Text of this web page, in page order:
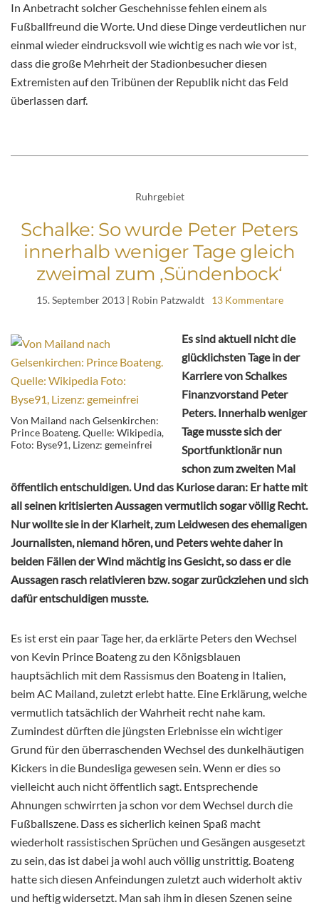
In Anbetracht solcher Geschehnisse fehlen einem als
Fußballfreund die Worte. Und diese Dinge verdeutlichen nur
einmal wieder eindrucksvoll wie wichtig es nach wie vor ist,
dass die große Mehrheit der Stadionbesucher diesen
Extremisten auf den Tribünen der Republik nicht das Feld
überlassen darf.
Ruhrgebiet
Schalke: So wurde Peter Peters
innerhalb weniger Tage gleich
zweimal zum ‚Sündenbock‘
15. September 2013| Robin Patzwaldt 13 Kommentare
Von Mailand nach Gelsenkirchen:
Prince Boateng. Quelle: Wikipedia,
Foto: Byse91, Lizenz: gemeinfrei
Es sind aktuell nicht die
glücklichsten Tage in der
Karriere von Schalkes
Finanzvorstand Peter
Peters. Innerhalb weniger
Tage musste sich der
Sportfunktionär nun
schon zum zweiten Mal
öffentlich entschuldigen. Und das Kuriose daran: Er hatte mit
all seinen kritisierten Aussagen vermutlich sogar völlig Recht.
Nur wollte sie in der Klarheit, zum Leidwesen des ehemaligen
Journalisten, niemand hören, und Peters wehte daher in
beiden Fällen der Wind mächtig ins Gesicht, so dass er die
Aussagen rasch relativieren bzw. sogar zurückziehen und sich
dafür entschuldigen musste.
Es ist erst ein paar Tage her, da erklärte Peters den Wechsel
von Kevin Prince Boateng zu den Königsblauen
hauptsächlich mit dem Rassismus den Boateng in Italien,
beim AC Mailand, zuletzt erlebt hatte. Eine Erklärung, welche
vermutlich tatsächlich der Wahrheit recht nahe kam.
Zumindest dürften die jüngsten Erlebnisse ein wichtiger
Grund für den überraschenden Wechsel des dunkelhäutigen
Kickers in die Bundesliga gewesen sein. Wenn er dies so
vielleicht auch nicht öffentlich sagt. Entsprechende
Ahnungen schwirrten ja schon vor dem Wechsel durch die
Fußballszene. Dass es sicherlich keinen Spaß macht
wiederholt rassistischen Sprüchen und Gesängen ausgesetzt
zu sein, das ist dabei ja wohl auch völlig unstrittig. Boateng
hatte sich diesen Anfeindungen zuletzt auch widerholt aktiv
und heftig widersetzt. Man sah ihm in diesen Szenen seine